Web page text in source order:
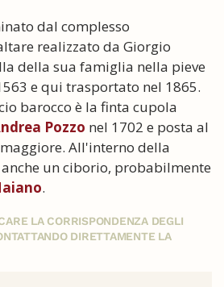
dal complesso
realizzato da Giorgio
della sua famiglia nella pieve
e qui trasportato nel 1865.
barocco è la finta cupola
Pozzo nel 1702 e posta al
All'interno della
anche un ciborio, probabilmente
.
LA CORRISPONDENZA DEGLI
DIRETTAMENTE LA